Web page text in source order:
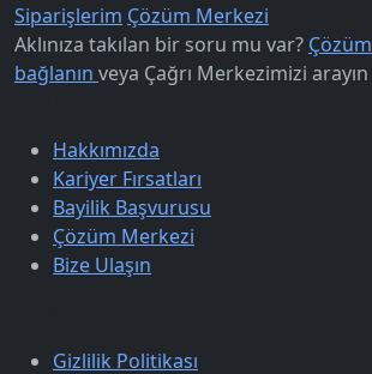
Siparişlerim Çözüm Merkezi
Aklınıza takılan bir soru mu var?
bağlanın veya Çağrı Merkezimizi arayın
Hakkımızda
Kariyer Fırsatları
Bayilik Başvurusu
Çözüm Merkezi
Bize Ulaşın
Gizlilik Politikası